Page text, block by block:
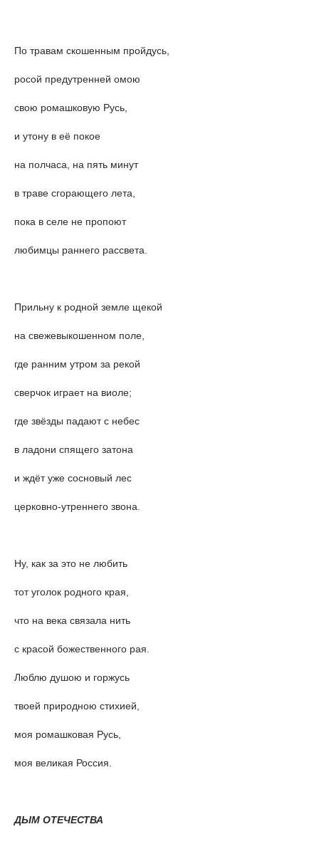
По травам скошенным пройдусь,
росой предутренней омою
свою ромашковую Русь,
и утону в её покое
на полчаса, на пять минут
в траве сгорающего лета,
пока в селе не пропоют
любимцы раннего рассвета.
Прильну к родной земле щекой
на свежевыкошенном поле,
где ранним утром за рекой
сверчок играет на виоле;
где звёзды падают с небес
в ладони спящего затона
и ждёт уже сосновый лес
церковно-утреннего звона.
Ну, как за это не любить
тот уголок родного края,
что на века связала нить
с красой божественного рая.
Люблю душою и горжусь
твоей природною стихией,
моя ромашковая Русь,
моя великая Россия.
ДЫМ ОТЕЧЕСТВА